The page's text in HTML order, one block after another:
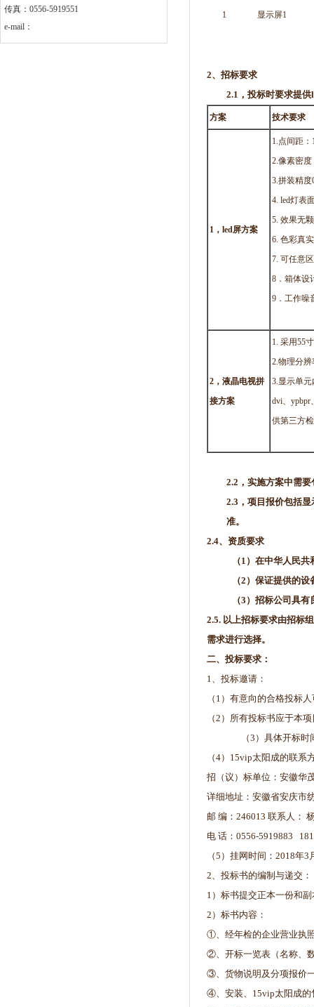
传真：0556-5919551
e-mail：
1 显示屏1
2、招标要求
2.1 ，投标时要求提
方案 技术要求
1 ，led屏方案
1.点
2.像素密度
3.拼装
4. led灯表
5. 效果无
6. 色彩真
7. 可任意
8．箱体设
9．工作噪
2 ，液晶电视拼
接方案
1. 采用55
2.物理分辨
3.显示单
dvi、
供第三方
2.2 ，实施方案中需
2.3 ，项目报价包括
准。
2.4、资质要求
（1）在中华人民
（2）保证提供的
（3）招标公司具
2.5. 以上招标要求由招标
需求进行选择。
二、投标要求：
1、投标邀请：
（1）有意向的合格投标
（2）所有投标书应于本
（3）具体开标
（4）15vip太阳成的联系
招（议）标单位：安徽华
详细地址：安徽省安庆市
邮 编：246013 联系人：
电 话：0556-5919883
（5）挂网时间：2018年
2、投标书的编制与递交：
1）标书提交正本一份和
2）标书内容：
①、经年检的企业营业执
②、开标一览表（名称、
③、货物说明及分项报价
④、安装、15vip太阳成的